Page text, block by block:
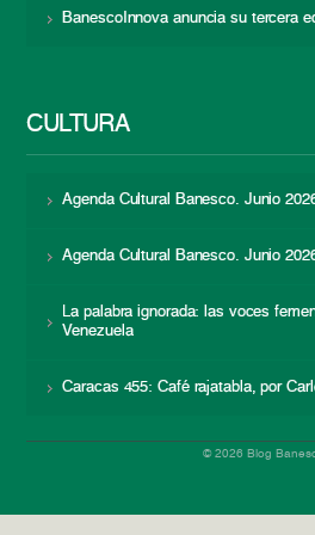
BanescoInnova anuncia su tercera
CULTURA
Agenda Cultural Banesco. Junio
Agenda Cultural Banesco. Junio
La palabra ignorada: las voces
Venezuela
Caracas 455: Café rajatabla, por
© 2026 Blog